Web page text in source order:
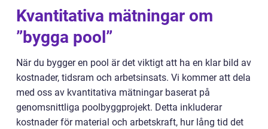
Kvantitativa mätningar om
”bygga pool”
När du bygger en pool är det viktigt att ha en klar bild av
kostnader, tidsram och arbetsinsats. Vi kommer att dela
med oss av kvantitativa mätningar baserat på
genomsnittliga poolbyggprojekt. Detta inkluderar
kostnader för material och arbetskraft, hur lång tid det